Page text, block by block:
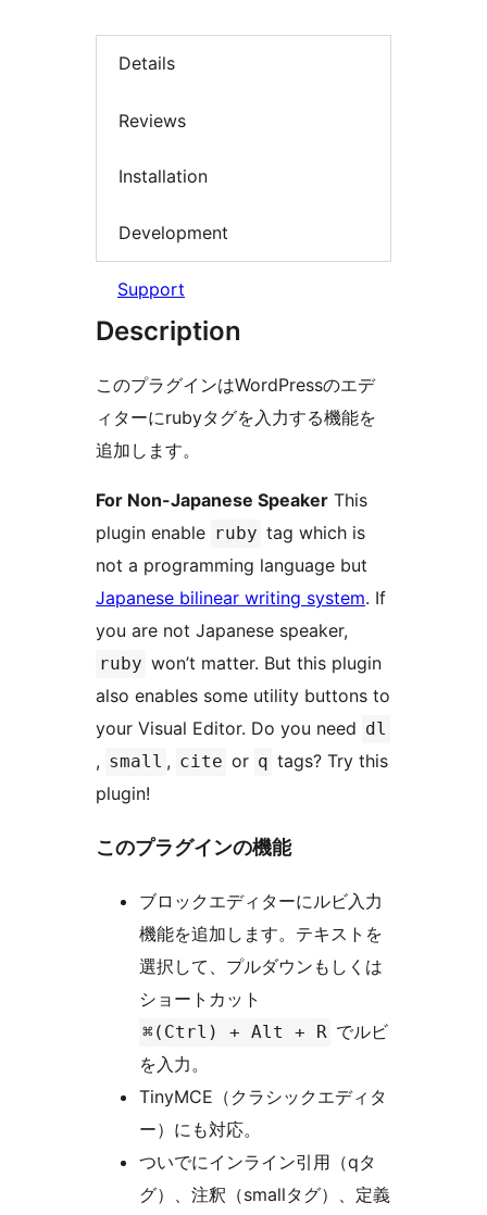
Details
Reviews
Installation
Development
Support
Description
このプラグインはWordPressのエデ
ィターにrubyタグを入力する機能を
追加します。
For Non-Japanese Speaker This
plugin enable ruby tag which is
not a programming language but
Japanese bilinear writing system. If
you are not Japanese speaker,
ruby won’t matter. But this plugin
also enables some utility buttons to
your Visual Editor. Do you need dl
, small , cite or q tags? Try this
plugin!
このプラグインの機能
ブロックエディターにルビ入力
機能を追加します。テキストを
選択して、プルダウンもしくは
ショートカット
⌘(Ctrl) + Alt + R でルビ
を入力。
TinyMCE（クラシックエディタ
ー）にも対応。
ついでにインライン引用（qタ
グ）、注釈（smallタグ）、定義